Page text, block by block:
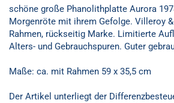
schöne große Phanolithplatte Aurora
Morgenröte mit ihrem Gefolge. Villeroy
Rahmen, rückseitig Marke. Limitierte
Alters- und Gebrauchspuren. Guter
Maße: ca. mit Rahmen 59 x 35,5 cm
Der Artikel unterliegt der